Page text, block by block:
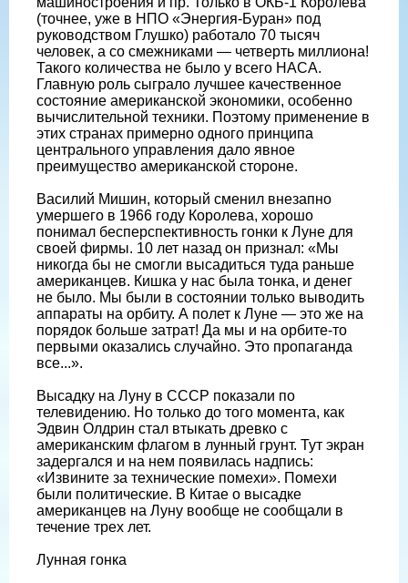
(точнее, уже в НПО «Энергия-Буран» под
руководством Глушко) работало 70 тысяч
человек, а со смежниками — четверть миллиона!
Такого количества не было у всего НАСА.
Главную роль сыграло лучшее качественное
состояние американской экономики, особенно
вычислительной техники. Поэтому применение в
этих странах примерно одного принципа
центрального управления дало явное
преимущество американской стороне.
Василий Мишин, который сменил внезапно
умершего в 1966 году Королева, хорошо
понимал бесперспективность гонки к Луне для
своей фирмы. 10 лет назад он признал: «Мы
никогда бы не смогли высадиться туда раньше
американцев. Кишка у нас была тонка, и денег
не было. Мы были в состоянии только выводить
аппараты на орбиту. А полет к Луне — это же на
порядок больше затрат! Да мы и на орбите-то
первыми оказались случайно. Это пропаганда
все...».
Высадку на Луну в СССР показали по
телевидению. Но только до того момента, как
Эдвин Олдрин стал втыкать древко с
американским флагом в лунный грунт. Тут экран
задергался и на нем появилась надпись:
«Извините за технические помехи». Помехи
были политические. В Китае о высадке
американцев на Луну вообще не сообщали в
течение трех лет.
Лунная гонка